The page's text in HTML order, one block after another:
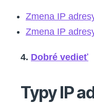
Zmena IP
Zmena IP
4. Dobré vedieť
Typy IP